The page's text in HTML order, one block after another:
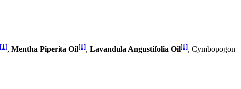
[1], Mentha Piperita Oil[1], Lavandula Angustifolia Oil[1], Cymbopogon